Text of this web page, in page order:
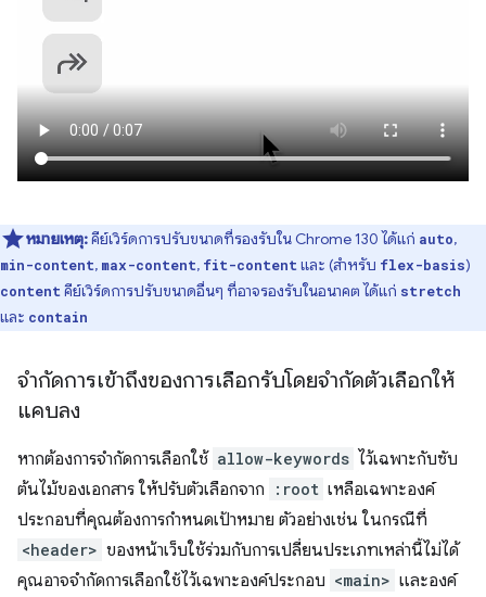
หมายเหตุ:คีย์เวิร์ดการปรับขนาดที่รองรับใน Chrome 130 ได้แก่ auto,
min-content, max-content, fit-content และ (สำหรับ flex-basis)
content คีย์เวิร์ดการปรับขนาดอื่นๆ ที่อาจรองรับในอนาคต ได้แก่ stretch
และ contain
จํากัดการเข้าถึงของการเลือกรับโดยจํากัดตัวเลือกให้
แคบลง
หากต้องการจํากัดการเลือกใช้ allow-keywords ไว้เฉพาะกับซับ
ต้นไม้ของเอกสาร ให้ปรับตัวเลือกจาก
:root เหลือเฉพาะองค์
ประกอบที่คุณต้องการกําหนดเป้าหมาย ตัวอย่างเช่น ในกรณีที่
<header> ของหน้าเว็บใช้ร่วมกับการเปลี่ยนประเภทเหล่านี้ไม่ได้
คุณอาจจํากัดการเลือกใช้ไว้เฉพาะองค์ประกอบ <main> และองค์